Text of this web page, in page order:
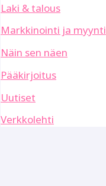
Laki & talous
Markkinointi ja myynti
Näin sen näen
Pääkirjoitus
Uutiset
Verkkolehti